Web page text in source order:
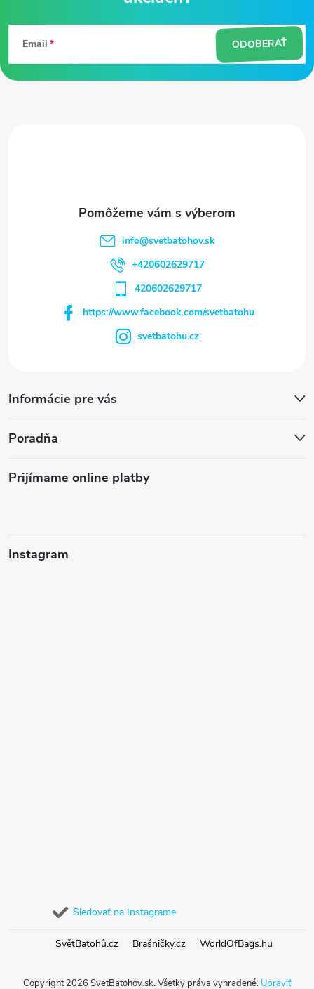
á
ä
Email ODOBERAŤ
info@svetbatohov.sk
+420602629717
420602629717
https://www.facebook.com/svetbatohu
svetbatohu.cz
Informácie pre vás
Poradňa
Prijímame online platby
Instagram
Sledovať na Instagrame
SvětBatohů.cz Brašničky.cz WorldOfBags.hu
Copyright 2026 SvetBatohov.sk. Všetky práva vyhradené. Upraviť